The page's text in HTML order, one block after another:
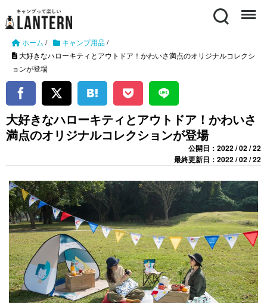
Search Menu
ホーム / キャンプ用品/
大好きなハローキティとアウトドア！かわいさ満点のオリジナルコレクシ
ョンが登場
大好きなハローキティとアウトドア！かわいさ
満点のオリジナルコレクションが登場
公開日：2022 / 02 / 22
最終更新日：2022 / 02 / 22